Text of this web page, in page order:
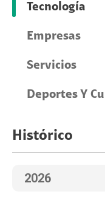
Tecnología
Empresas
Servicios
Deportes Y
Histórico
2026